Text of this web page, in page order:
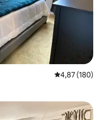
4,87 af 5 í
4,87 (180)